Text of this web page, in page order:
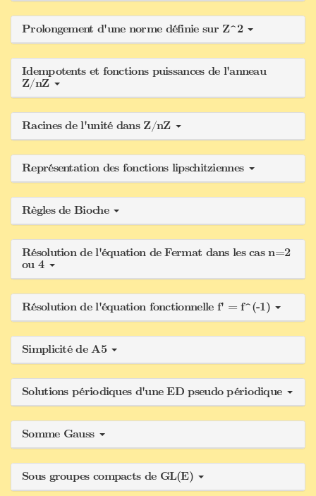
Prolongement d'une norme définie sur Z^2
Idempotents et fonctions puissances de l'anneau
Z/nZ
Racines de l'unité dans Z/nZ
Représentation des fonctions lipschitziennes
Règles de Bioche
Résolution de l'équation de Fermat dans les cas n=2
ou 4
Résolution de l'équation fonctionnelle f' = f^(-1)
Simplicité de A5
Solutions périodiques d'une ED pseudo périodique
Somme Gauss
Sous groupes compacts de GL(E)